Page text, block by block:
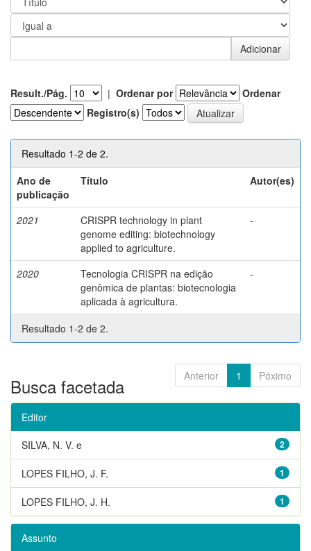
Result./Pág. | Ordenar por
Ordenar
Registro(s)
Resultado 1-2 de 2.
Ano de
publicação
Título Autor(es)
2021
CRISPR technology in plant
genome editing: biotechnology
applied to agriculture.
-
2020
Tecnologia CRISPR na edição
genômica de plantas: biotecnologia
aplicada à agricultura.
-
Resultado 1-2 de 2.
Anterior 1 Póximo
Busca facetada
Editor
2
SILVA, N. V. e
1
LOPES FILHO, J. F.
1
LOPES FILHO, J. H.
Assunto